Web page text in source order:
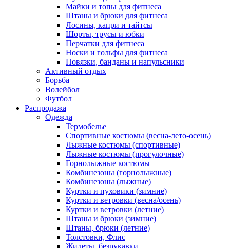
Майки и топы для фитнеса
Штаны и брюки для фитнеса
Лосины, капри и тайтсы
Шорты, трусы и юбки
Перчатки для фитнеса
Носки и гольфы для фитнеса
Повязки, банданы и напульсники
Активный отдых
Борьба
Волейбол
Футбол
Распродажа
Одежда
Термобелье
Спортивные костюмы (весна-лето-осень)
Лыжные костюмы (спортивные)
Лыжные костюмы (прогулочные)
Горнолыжные костюмы
Комбинезоны (горнолыжные)
Комбинезоны (лыжные)
Куртки и пуховики (зимние)
Куртки и ветровки (весна/осень)
Куртки и ветровки (летние)
Штаны и брюки (зимние)
Штаны, брюки (летние)
Толстовки, Флис
Жилеты, безрукавки